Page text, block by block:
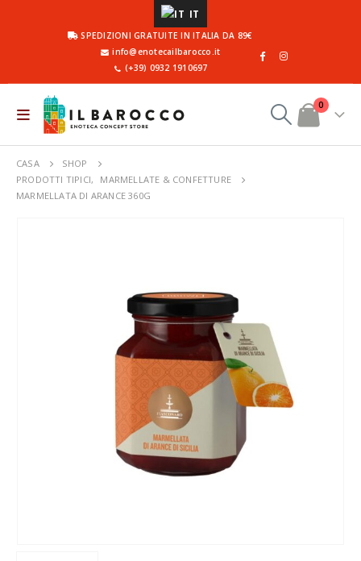
IT
SPEDIZIONI GRATUITE IN ITALIA DA 89€
info@enotecailbarocco.it
(+39) 0932 1910697
0
CASA
SHOP
PRODOTTI TIPICI,
MARMELLATE & CONFETTURE
MARMELLATA DI ARANCE 360G